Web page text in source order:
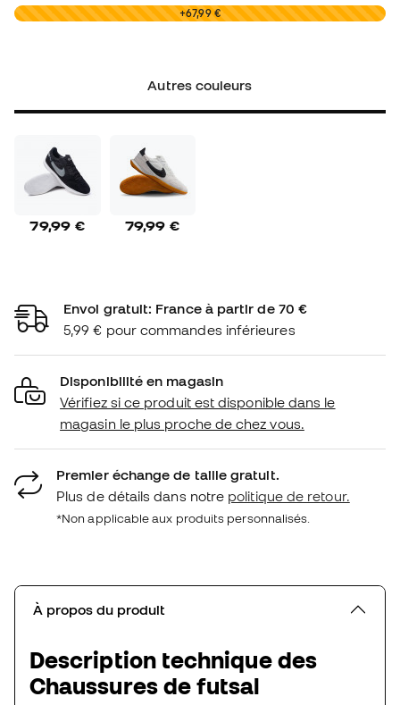
0,00 € +67,99 €
Autres couleurs
79,99 € 79,99 €
Envoi gratuit: France à partir de 70 €
5,99 € pour commandes inférieures
Disponibilité en magasin
Vérifiez si ce produit est disponible dans le
magasin le plus proche de chez vous.
Premier échange de taille gratuit.
Plus de détails dans notre politique de retour.
*Non applicable aux produits personnalisés.
À propos du produit
Description technique des
Chaussures de futsal